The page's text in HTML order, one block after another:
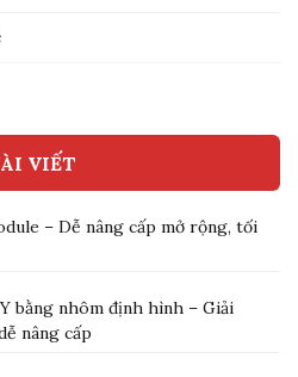
VIẾT
– Dễ nâng cấp mở rộng, tối
bằng nhôm định hình – Giải
nâng cấp